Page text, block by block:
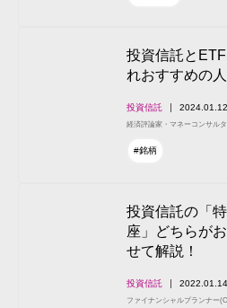
投資信託と
れおすすめの
投資信託 2024.01.12
経済評論家・マネーコンサルタ
#銘柄
投資信託の「
座」どちらが
せて解説！
投資信託 2022.01.14
ファイナンシャルプランナー